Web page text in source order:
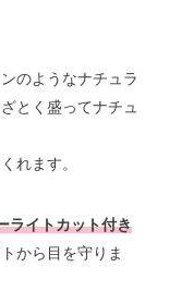
のようなナチュラ
とく盛ってナチュ
れます。
ライトカット付き
から目を守りま